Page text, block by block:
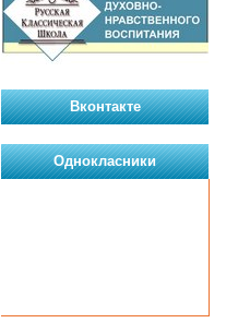
Вконтакте
Однокласники